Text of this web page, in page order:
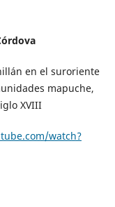
en el suroriente
mapuche,
XVIII
watch?